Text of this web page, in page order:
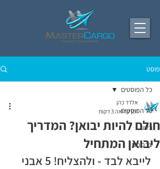
פוסט
כל הפוסטים
בלוג
עדכונים
כל הפוסטים
חולם להיות יבואן? המדריך
ליבואן המתחיל
אלדד כהן
זמן קריאה 3 דקות
לייבא לבד - ולהצליח! 5 אבני